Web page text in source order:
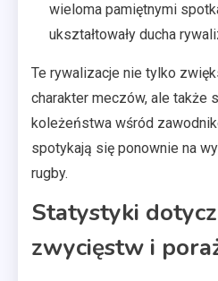
wieloma pamiętnymi
ukształtowały ducha
Te rywalizacje nie tylko
charakter meczów, ale także
koleżeństwa wśród
spotykają się ponownie na
rugby.
Statystyki
zwycięstw i